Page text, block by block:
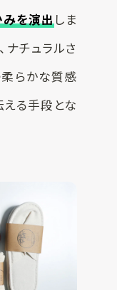
みを演出 しま
ナチュラルさ
柔らかな質感
える手段とな